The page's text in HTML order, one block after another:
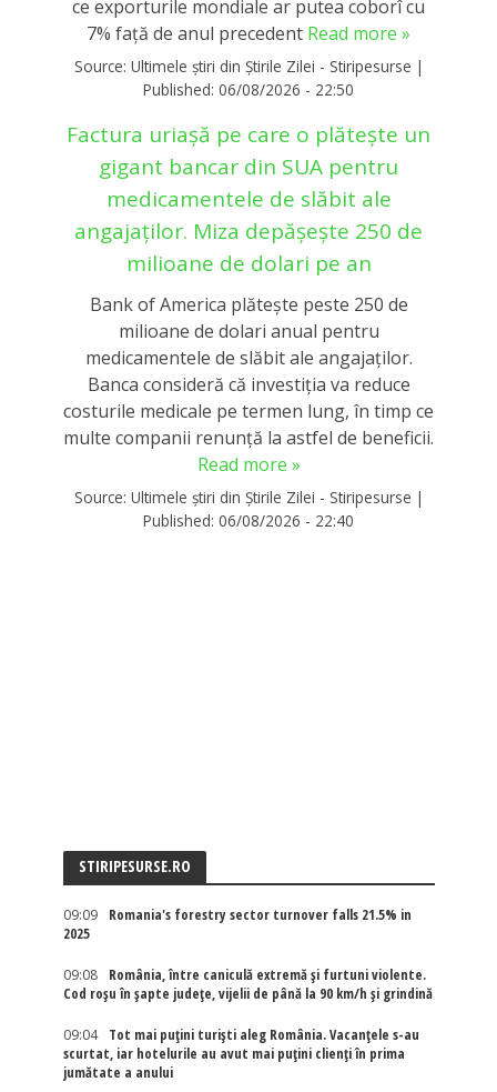
ce exporturile mondiale ar putea coborî cu
7% față de anul precedent Read more »
Source: Ultimele știri din Știrile Zilei - Stiripesurse |
Published: 06/08/2026 - 22:50
Factura uriașă pe care o plătește un
gigant bancar din SUA pentru
medicamentele de slăbit ale
angajaților. Miza depășește 250 de
milioane de dolari pe an
Bank of America plătește peste 250 de
milioane de dolari anual pentru
medicamentele de slăbit ale angajaților.
Banca consideră că investiția va reduce
costurile medicale pe termen lung, în timp ce
multe companii renunță la astfel de beneficii.
Read more »
Source: Ultimele știri din Știrile Zilei - Stiripesurse |
Published: 06/08/2026 - 22:40
STIRIPESURSE.RO
09:09
Romania's forestry sector turnover falls 21.5% in
2025
09:08
România, între caniculă extremă și furtuni violente.
Cod roșu în șapte județe, vijelii de până la 90 km/h și grindină
09:04
Tot mai puțini turiști aleg România. Vacanțele s-au
scurtat, iar hotelurile au avut mai puțini clienți în prima
jumătate a anului